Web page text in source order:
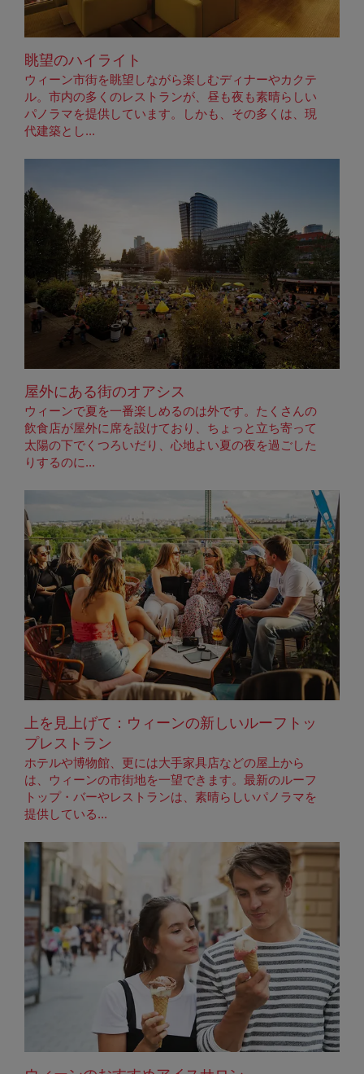
眺望のハイライト
ウィーン市街を眺望しながら楽しむディナーやカクテ
ル。市内の多くのレストランが、昼も夜も素晴らしい
パノラマを提供しています。しかも、その多くは、現
代建築とし...
屋外にある街のオアシス
ウィーンで夏を一番楽しめるのは外です。たくさんの
飲食店が屋外に席を設けており、ちょっと立ち寄って
太陽の下でくつろいだり、心地よい夏の夜を過ごした
りするのに...
上を見上げて：ウィーンの新しいルーフトッ
プレストラン
ホテルや博物館、更には大手家具店などの屋上から
は、ウィーンの市街地を一望できます。最新のルーフ
トップ・バーやレストランは、素晴らしいパノラマを
提供している...